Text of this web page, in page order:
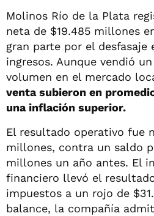
Molinos Río de la Plata
neta de $19.485 millones
gran parte por el desfasaje
ingresos. Aunque vendió un
volumen en el mercado
venta subieron en
una inflación superior.
El resultado operativo fue
millones, contra un saldo
millones un año antes. El
financiero llevó el
impuestos a un rojo de
balance, la compañía